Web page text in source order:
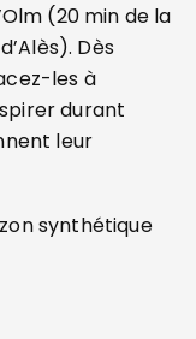
(20 min de la
Dès
les à
durant
leur
synthétique